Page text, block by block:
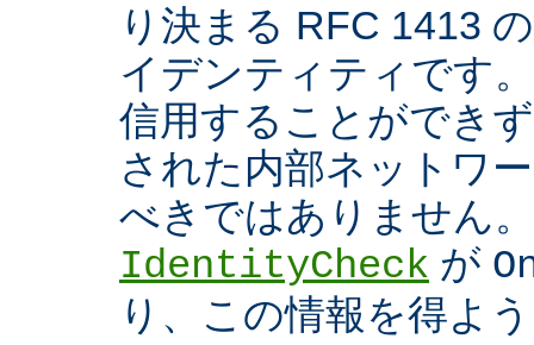
り決まる RFC 1413
イデンティティです
信用することができ
された内部ネットワ
べきではありません
IdentityCheck が
り、この情報を得よ